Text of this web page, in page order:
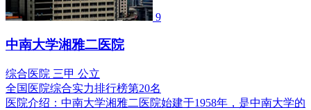
9
中南大学湘雅二医院
综合医院 三甲 公立
全国医院综合实力排行榜第20名
医院介绍： 中南大学湘雅二医院始建于1958年，是中南大学的